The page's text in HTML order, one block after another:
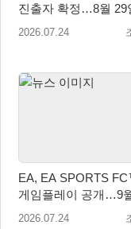
진출자 확정…8월 29
서 본선 개최
2026.07.24
EA, EA SPORTS
게임플레이 공개…9
전 세계 출시
2026.07.24